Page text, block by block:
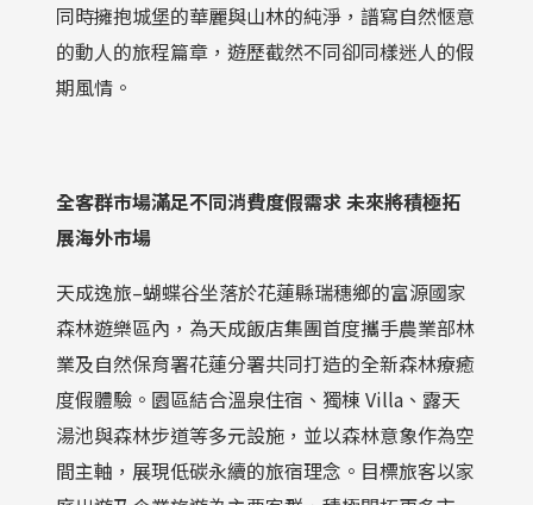
同時擁抱城堡的華麗與山林的純淨，譜寫自然愜意
的動人的旅程篇章，遊歷截然不同卻同樣迷人的假
期風情。
全客群市場滿足不同消費度假需求未來將積極拓
展海外市場
天成逸旅–蝴蝶谷坐落於花蓮縣瑞穗鄉的富源國家
森林遊樂區內，為天成飯店集團首度攜手農業部林
業及自然保育署花蓮分署共同打造的全新森林療癒
度假體驗。園區結合溫泉住宿、獨棟 Villa、露天
湯池與森林步道等多元設施，並以森林意象作為空
間主軸，展現低碳永續的旅宿理念。目標旅客以家